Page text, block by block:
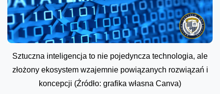
Sztuczna inteligencja to nie pojedyncza technologia, ale
złożony ekosystem wzajemnie powiązanych rozwiązań i
koncepcji (Źródło: grafika własna Canva)